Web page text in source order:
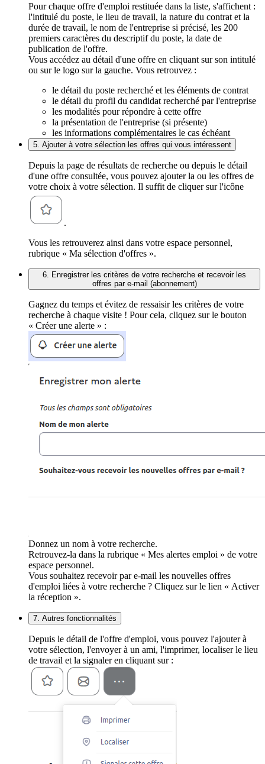
Pour chaque offre d'emploi restituée dans la liste, s'affichent :
l'intitulé du poste, le lieu de travail, la nature du contrat et la
durée de travail, le nom de l'entreprise si précisé, les 200
premiers caractères du descriptif du poste, la date de
publication de l'offre.
Vous accédez au détail d'une offre en cliquant sur son intitulé
ou sur le logo sur la gauche. Vous retrouvez :
le détail du poste recherché et les éléments de contrat
le détail du profil du candidat recherché par l'entreprise
les modalités pour répondre à cette offre
la présentation de l'entreprise (si présente)
les informations complémentaires le cas échéant
5. Ajouter à votre sélection les offres qui vous intéressent
Depuis la page de résultats de recherche ou depuis le détail
d'une offre consultée, vous pouvez ajouter la ou les offres de
votre choix à votre sélection. Il suffit de cliquer sur l'icône
.
Vous les retrouverez ainsi dans votre espace personnel,
rubrique « Ma sélection d'offres ».
6. Enregistrer les critères de votre recherche et recevoir les
offres par e-mail (abonnement)
Gagnez du temps et évitez de ressaisir les critères de votre
recherche à chaque visite ! Pour cela, cliquez sur le bouton
« Créer une alerte » :
Donnez un nom à votre recherche.
Retrouvez-la dans la rubrique « Mes alertes emploi » de votre
espace personnel.
Vous souhaitez recevoir par e-mail les nouvelles offres
d'emploi liées à votre recherche ? Cliquez sur le lien « Activer
la réception ».
7. Autres fonctionnalités
Depuis le détail de l'offre d'emploi, vous pouvez l'ajouter à
votre sélection, l'envoyer à un ami, l'imprimer, localiser le lieu
de travail et la signaler en cliquant sur :